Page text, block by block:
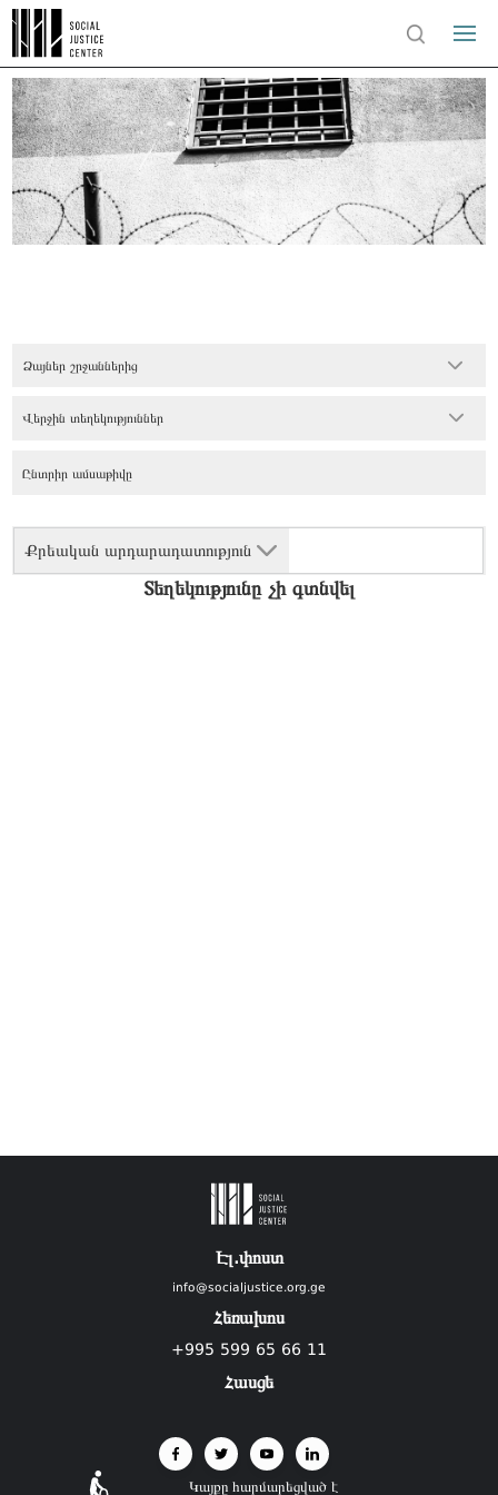
Ձայներ շրջաններից
Քրեական արդարադատություն
Վերջին տեղեկություններ
Տեղեկությունը չի գտնվել
Էլ.փոստ
info@socialjustice.org.ge
Հեռախոս
+995 599 65 66 11
Հասցե
Կայքը հարմարեցված է